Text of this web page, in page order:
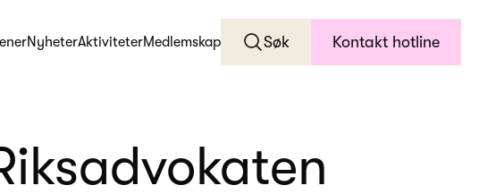
NyheterAktiviteterMedlemskap Søk Kontakt hotline